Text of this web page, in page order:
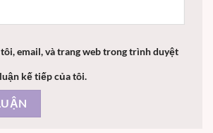
email, và trang web trong trình duyệt
kế tiếp của tôi.